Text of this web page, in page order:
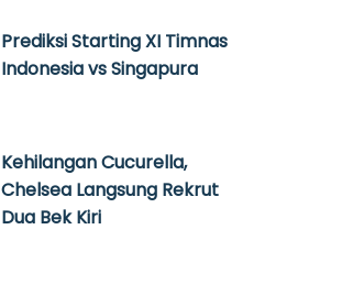
Prediksi Starting XI Timnas
Indonesia vs Singapura
Kehilangan Cucurella,
Chelsea Langsung Rekrut
Dua Bek Kiri